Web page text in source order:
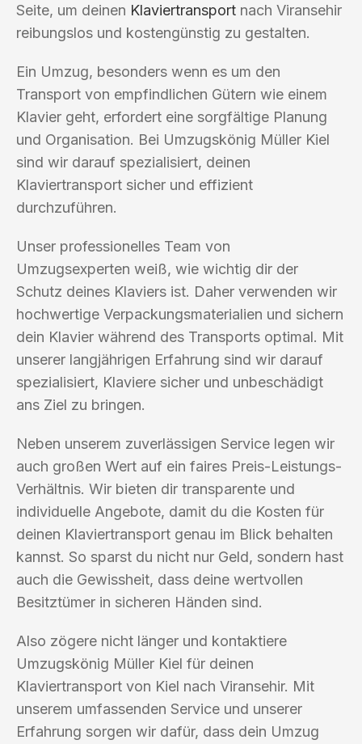
Seite, um deinen Klaviertransport nach Viransehir
reibungslos und kostengünstig zu gestalten.
Ein Umzug, besonders wenn es um den
Transport von empfindlichen Gütern wie einem
Klavier geht, erfordert eine sorgfältige Planung
und Organisation. Bei Umzugskönig Müller Kiel
sind wir darauf spezialisiert, deinen
Klaviertransport sicher und effizient
durchzuführen.
Unser professionelles Team von
Umzugsexperten weiß, wie wichtig dir der
Schutz deines Klaviers ist. Daher verwenden wir
hochwertige Verpackungsmaterialien und sichern
dein Klavier während des Transports optimal. Mit
unserer langjährigen Erfahrung sind wir darauf
spezialisiert, Klaviere sicher und unbeschädigt
ans Ziel zu bringen.
Neben unserem zuverlässigen Service legen wir
auch großen Wert auf ein faires Preis-Leistungs-
Verhältnis. Wir bieten dir transparente und
individuelle Angebote, damit du die Kosten für
deinen Klaviertransport genau im Blick behalten
kannst. So sparst du nicht nur Geld, sondern hast
auch die Gewissheit, dass deine wertvollen
Besitztümer in sicheren Händen sind.
Also zögere nicht länger und kontaktiere
Umzugskönig Müller Kiel für deinen
Klaviertransport von Kiel nach Viransehir. Mit
unserem umfassenden Service und unserer
Erfahrung sorgen wir dafür, dass dein Umzug